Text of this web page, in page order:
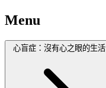
Menu
心盲症：沒有心之眼的生活